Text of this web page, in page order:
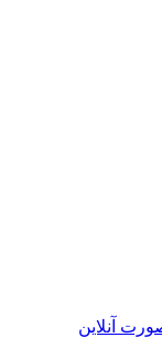
آنلاین